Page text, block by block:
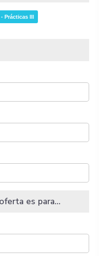
Prácticas III
es para...